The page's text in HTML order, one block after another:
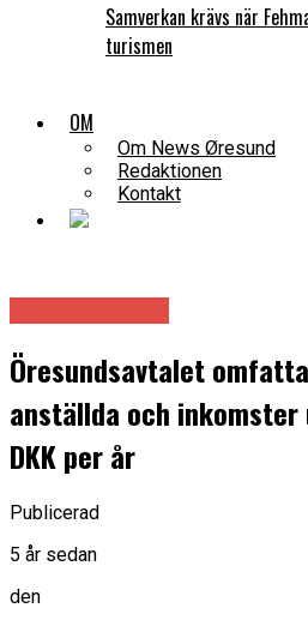
Samverkan krävs när
turismen
OM
Om News Øresund
Redaktionen
Kontakt
Öresundsavtalet
anställda och inkomster
DKK per år
Publicerad
5 år sedan
den